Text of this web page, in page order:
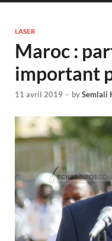
LASER
Maroc :
important
11 avril 2019 - bySemlali